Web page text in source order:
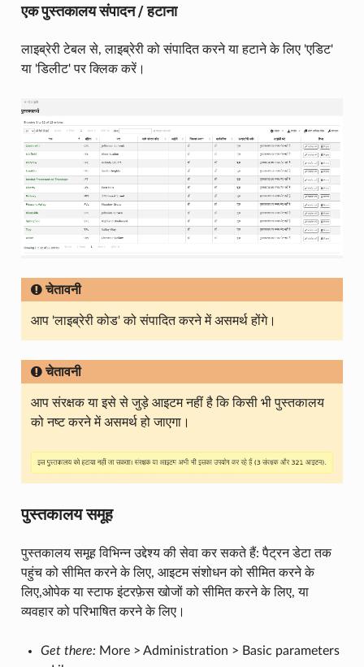
एक पुस्तकालय संपादन / हटाना
लाइब्रेरी टेबल से, लाइब्रेरी को संपादित करने या हटाने के लिए 'एडिट'
या 'डिलीट' पर क्लिक करें।
चेतावनी
आप 'लाइब्रेरी कोड' को संपादित करने में असमर्थ होंगे।
चेतावनी
आप संरक्षक या इसे से जुड़े आइटम नहीं है कि किसी भी पुस्तकालय
को नष्ट करने में असमर्थ हो जाएगा।
पुस्तकालय समूह
पुस्तकालय समूह विभिन्न उद्देश्य की सेवा कर सकते हैं: पैट्रन डेटा तक
पहुंच को सीमित करने के लिए, आइटम संशोधन को सीमित करने के
लिए,ओपेक या स्टाफ इंटरफ़ेस खोजों को सीमित करने के लिए, या
व्यवहार को परिभाषित करने के लिए।
Get there:More > Administration > Basic parameters